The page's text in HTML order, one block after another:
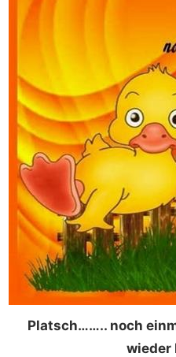
Platsch…….. noch
wieder